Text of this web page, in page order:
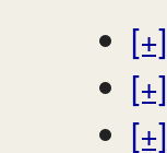
[+]
[+]
[+]